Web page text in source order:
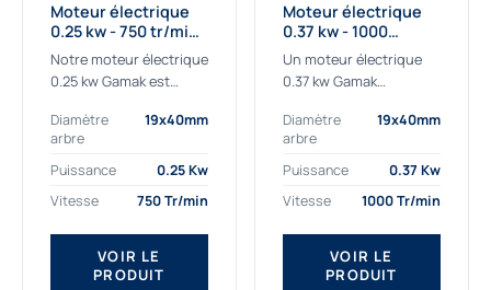
Moteur électrique
0.25 kw - 750 tr/min -
230/400V - IE3
Notre moteur électrique
0.25 kw Gamak est
aux applications
sévères. Nous
déterminons,
fournissons
des moteurs
asynchrones depuis de
nombreuses années....
Diamètre
arbre
19x40mm
Puissance
0.25 Kw
Vitesse
750 Tr/min
VOIR LE
PRODUIT
Moteur électrique
0.37 kw - 1000
Tr/min - 230/400V -
IE2
Un moteur électrique
0.37 kw Gamak
aux applications
industrielles.
Commander un moteur
Gamak c’est choisir un
produit de très haute
qualité....
Diamètre
arbre
19x40mm
Puissance
0.37 Kw
Vitesse
1000 Tr/min
VOIR LE
PRODUIT